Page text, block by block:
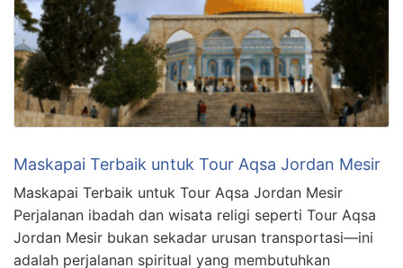
Maskapai Terbaik untuk Tour Aqsa Jordan Mesir
Maskapai Terbaik untuk Tour Aqsa Jordan Mesir
Perjalanan ibadah dan wisata religi seperti Tour Aqsa
Jordan Mesir bukan sekadar urusan transportasi—ini
adalah perjalanan spiritual yang membutuhkan